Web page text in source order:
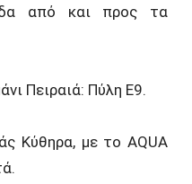
από και προς τα
Πειραιά: Πύλη Ε9.
Κύθηρα, με το AQUA